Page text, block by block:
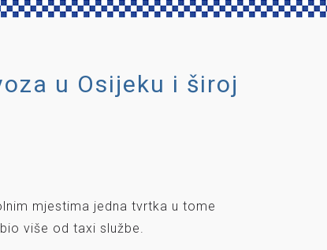
u Osijeku i široj
mjestima jedna tvrtka u tome
više od taxi službe.